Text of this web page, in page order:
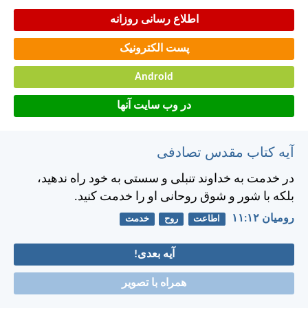
اطلاع رسانی روزانه
پست الکترونیک
Android
در وب سایت آنها
آیه کتاب مقدس تصادفی
در خدمت به خداوند تنبلی و سستی به خود راه ندهيد،
بلكه با شور و شوق روحانی او را خدمت كنيد.
رومیان ۱۲:‏۱۱ اطاعت روح خدمت
آیه بعدی!
همراه با تصویر